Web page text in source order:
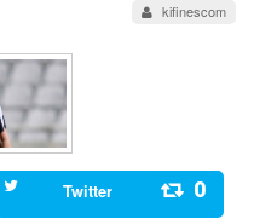
kifinescom
Twitter 0